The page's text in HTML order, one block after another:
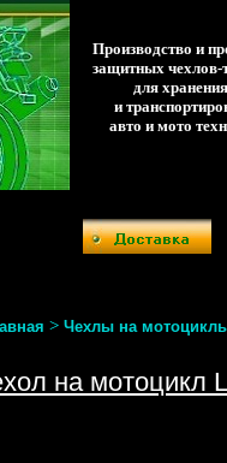
Производство и
защитных чехлов-
для хранения
и
авто и мото
> Чехлы на
на мотоцикл